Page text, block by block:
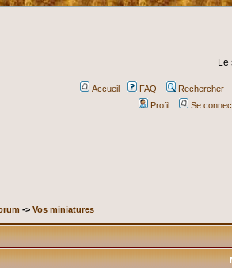
Le
Accueil FAQ Rechercher
Profil
Se
-> Vos miniatures